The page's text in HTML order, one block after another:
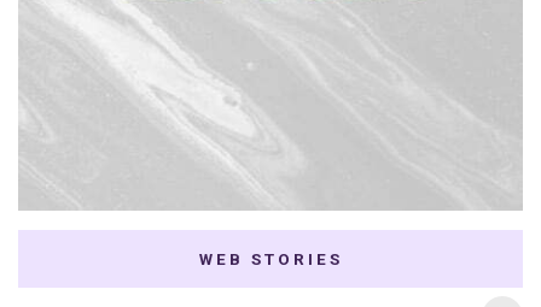
WEB STORIES
7 K-dramas Enemies
to Lovers
Thai Dramas com
First e Khaotung